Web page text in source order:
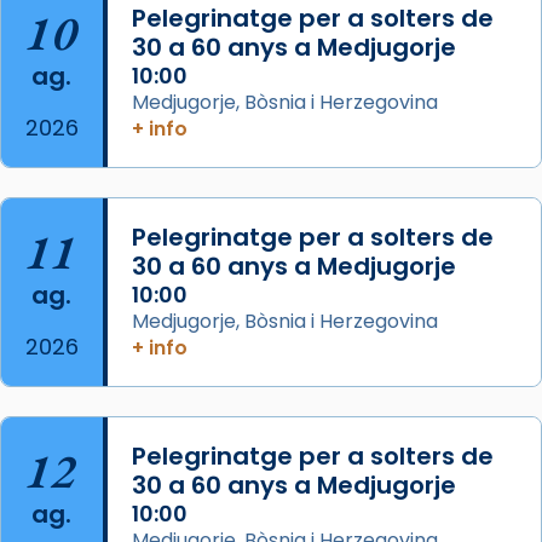
que les santes són filles de l’antiga Iluro.
Mataró en reivindicarà les relíquies fins que
les aconseguirà el 1772. L’ofici que es canta
a la “Missa de les Santes” (“Missa de
Glòria”) fou composta el 1848 per Mn.
Manuel Blanch, amb aire d’òpera
italianitzant; s’interpreta per privilegi
pontifici, amb orquestra i cor, i té una
duració aproximada de tres hores. Després,
processó (recuperada el 1972) al voltant
del temple amb les relíquies de les santes.
Des de 1985 hi participa també un grup de
«Si vols saber què és calor, ves per les
Santes a Mataró»🥵.
Photo
10
ag.
2026
Pelegrinatge per a solters de
30 a 60 anys a Medjugorje
10:00
Medjugorje, Bòsnia i Herzegovina
+ info
11
ag.
2026
Pelegrinatge per a solters de
30 a 60 anys a Medjugorje
10:00
Medjugorje, Bòsnia i Herzegovina
+ info
12
ag.
Pelegrinatge per a solters de
30 a 60 anys a Medjugorje
10:00